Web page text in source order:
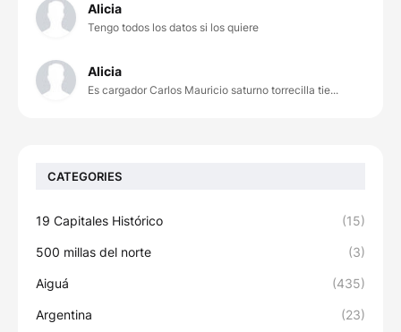
Alicia
Tengo todos los datos si los quiere
Alicia
Es cargador Carlos Mauricio saturno torrecilla tie...
CATEGORIES
19 Capitales Histórico (15)
500 millas del norte (3)
Aiguá (435)
Argentina (23)